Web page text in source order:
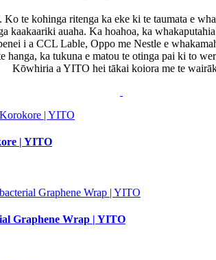
te kohinga ritenga ka eke ki te taumata e
auaha. Ka hoahoa, ka
i a CCL Lable, Oppo me Nestle e
hanga, ka tukuna e matou te otinga pai ki to
Kōwhiria a YITO hei tākai koiora me te
| YITO
Graphene Wrap | YITO